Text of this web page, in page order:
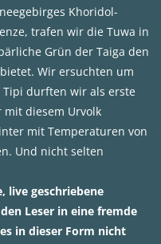
Khoridol-
trafen wir die Tuwa in
Grün der Taiga den
Wir ersuchten um
durften wir als erste
diesem Urvolk
mit Temperaturen von
Und nicht selten
live geschriebene
Leser in eine fremde
in dieser Form nicht